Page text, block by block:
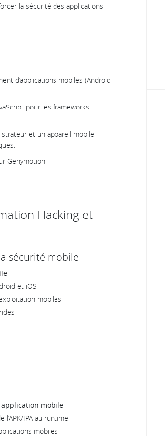
la sécurité des applications
d’applications mobiles (Android
pour les frameworks
et un appareil mobile
Genymotion
Hacking et
sécurité mobile
et iOS
mobiles
application mobile
IPA au runtime
mobiles